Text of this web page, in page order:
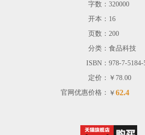
字数： 320000
开本： 16
页数： 200
分类： 食品科技
ISBN： 978-7-5184-
定价： ￥78.00
官网优惠价格： ￥ 62.4